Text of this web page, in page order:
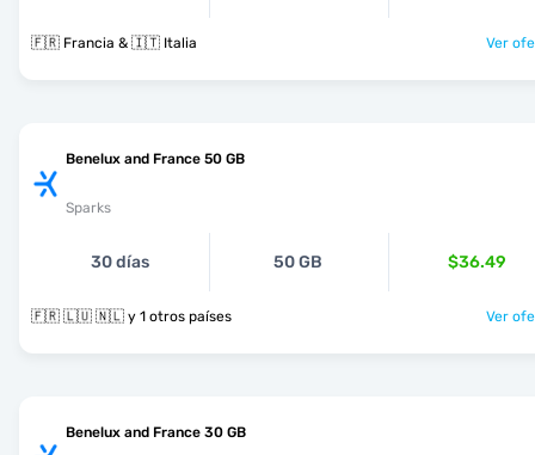
🇫🇷 Francia & 🇮🇹 Italia Ver
Benelux and France 50 GB
Sparks
30 días 50 GB $36.49
🇫🇷 🇱🇺 🇳🇱 y 1 otros países Ver
Benelux and France 30 GB